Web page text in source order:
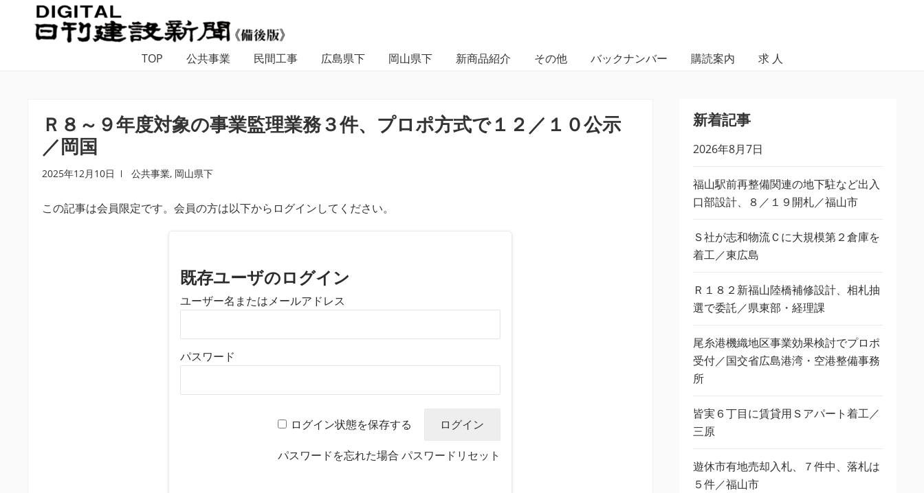
ナ
ビ
ゲ
コ
ン
テ
TOP 公共事業 民間工事 広島県下 岡山県下 新商品紹介 その他 バックナンバー 購読案内 求 人
Ｒ８～９年度対象の事業監理業務３件、プロポ方式で１２／１０公示
／岡国
2025年12月10日 公共事業, 岡山県下
この記事は会員限定です。会員の方は以下からログインしてください。
既存ユーザのログイン
ユーザー名またはメールアドレス
パスワード
ログイン状態を保存する
パスワードを忘れた場合パスワードリセット
新着記事
2026年8月7日
福山駅前再整備関連の地下駐など出入
口部設計、８／１９開札／福山市
Ｓ社が志和物流Ｃに大規模第２倉庫を
着工／東広島
Ｒ１８２新福山陸橋補修設計、相札抽
選で委託／県東部・経理課
尾糸港機織地区事業効果検討でプロポ
受付／国交省広島港湾・空港整備事務
所
皆実６丁目に賃貸用Ｓアパート着工／
三原
遊休市有地売却入札、７件中、落札は
５件／福山市